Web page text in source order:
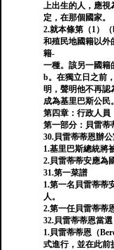
上出生的人，應視
定，在那個國家。
2.就本條第（1）
和殖民地國籍以外
籍-
一種。該另一國籍
b。在獨立日之前
明，聲明他不再認
成為基里巴斯公民。
第四章：行政人員
第一部分：貝雷蒂
30.貝雷蒂蒂恩辦
1.基里巴斯總統將
2.貝雷蒂蒂安應為
31.第一菜譜
1.第一名貝雷蒂蒂
人。
2.第一任貝雷蒂蒂
32.貝雷蒂蒂恩當選
1.貝雷蒂蒂恩（
式進行，並在此